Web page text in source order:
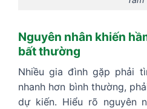
Nguyên nhân khiến
bất thường
Nhiều gia đình gặp phải
nhanh hơn bình thường,
dự kiến. Hiểu rõ nguyên